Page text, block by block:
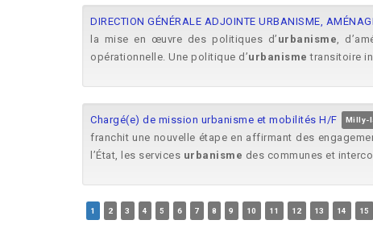
DIRECTION GÉNÉRALE ADJOINTE URBANISME,
la mise en œuvre des politiques d’ urbanisme,
opérationnelle. Une politique d’urbanisme transitoire
Chargé(e) de mission urbanisme et mobilités H/F Milly-
franchit une nouvelle étape en affirmant des
l’État, les services urbanisme des communes et
1 2 3 4 5 6 7 8 9 10 11 12 13 14 15